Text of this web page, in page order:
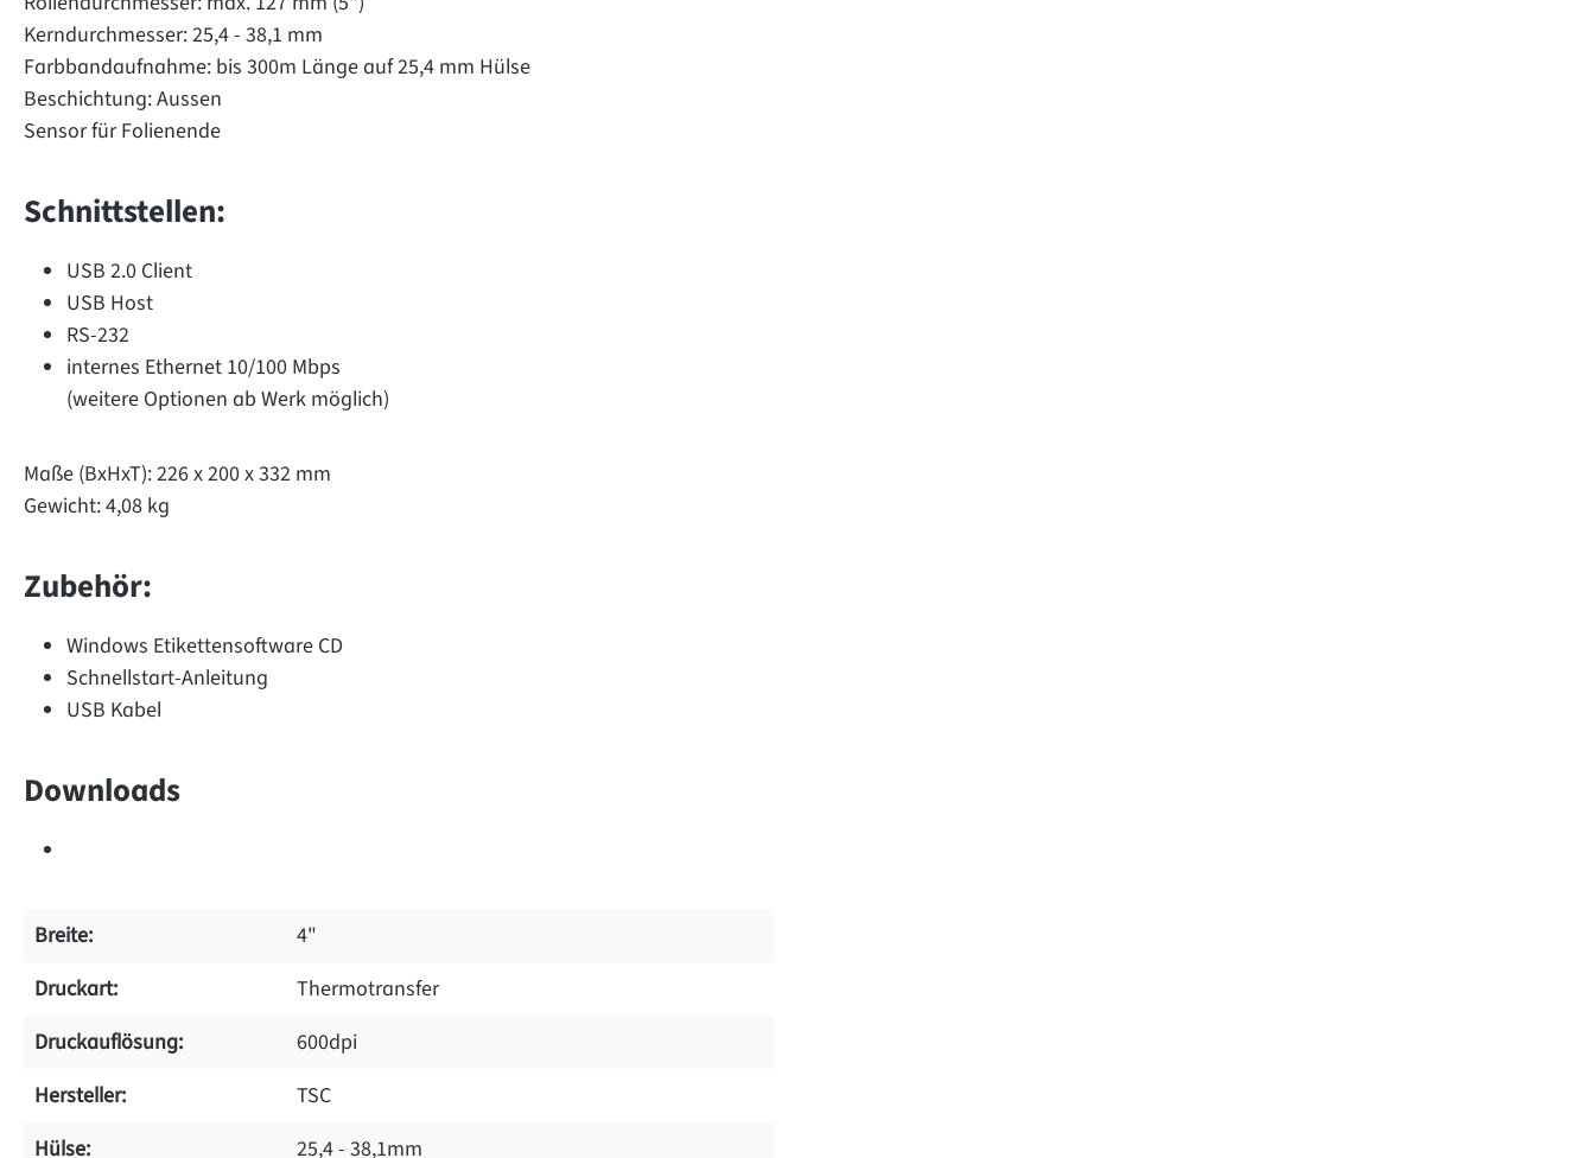
Kerndurchmesser: 25,4 - 38,1 mm
Farbbandaufnahme: bis 300m Länge auf 25,4 mm Hülse
Beschichtung: Aussen
Sensor für Folienende
Schnittstellen:
USB 2.0 Client
USB Host
RS-232
internes Ethernet 10/100 Mbps
(weitere Optionen ab Werk möglich)
Maße (BxHxT): 226 x 200 x 332 mm
Gewicht: 4,08 kg
Zubehör:
Windows Etikettensoftware CD
Schnellstart-Anleitung
USB Kabel
Downloads
Breite:
4"
Druckart:
Thermotransfer
Druckauflösung:
600dpi
Hersteller:
TSC
Hülse:
25,4 - 38,1mm